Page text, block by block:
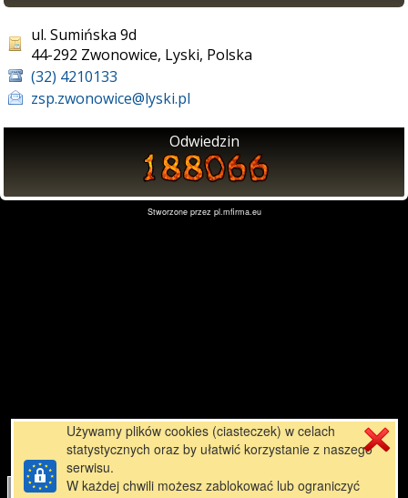
ul. Sumińska 9d
44-292 Zwonowice, Lyski, Polska
(32) 4210133
zsp.zwonowice@lyski.pl
Odwiedzin
Stworzone przez pl.mfirma.eu
Używamy plików cookies (ciasteczek) w celach
statystycznych oraz by ułatwić korzystanie z naszego
serwisu.
W każdej chwili możesz zablokować lub ograniczyć